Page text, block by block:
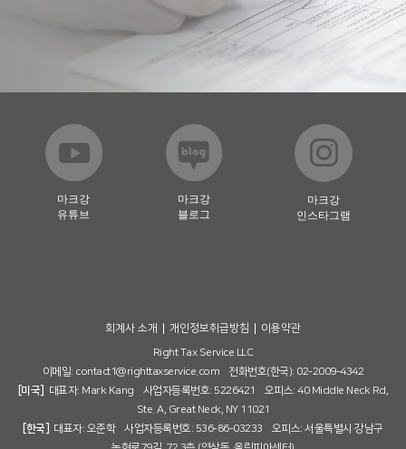
마크강
유튜브
마크강
블로그
마크강
인스타그램
회계사 소개 개인정보취급방침 이용약관
Right Tax Service LLC
이메일: contact1@righttaxservice.com 전화번호(한국): 02-2009-4342
[미국]
대표자: Mark Kang 사업자등록번호: 5226421 오피스: 40 Middle Neck Rd,
Ste. A, Great Neck, NY 11021
[한국]
대표자: 오준학 사업자등록번호: 536-86-03233 오피스: 서울특별시 강남구